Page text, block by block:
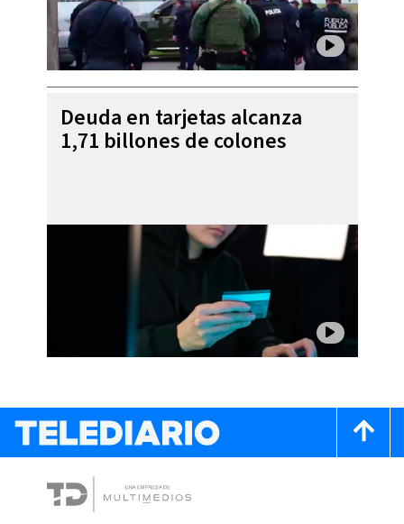
Deuda en tarjetas alcanza
1,71 billones de colones